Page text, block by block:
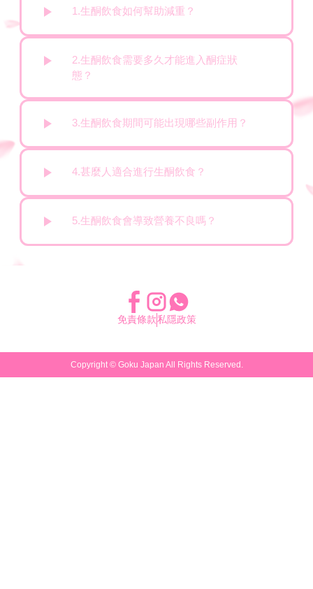
1.生酮飲食如何幫助減重？
2.生酮飲食需要多久才能進入酮症狀
態？
3.生酮飲食期間可能出現哪些副作用？
4.甚麼人適合進行生酮飲食？
5.生酮飲食會導致營養不良嗎？
免責條款私隱政策
Copyright © Goku Japan All Rights Reserved.